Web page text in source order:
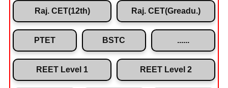
Raj. CET(12th) Raj. CET(Greadu.)
PTET BSTC
REET Level 1 REET Level 2